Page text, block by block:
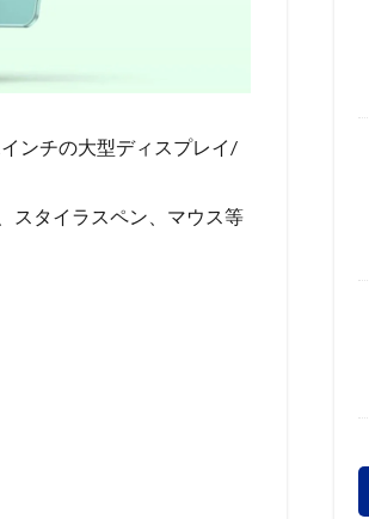
ンチの大型ディスプレイ/
スタイラスペン、マウス等